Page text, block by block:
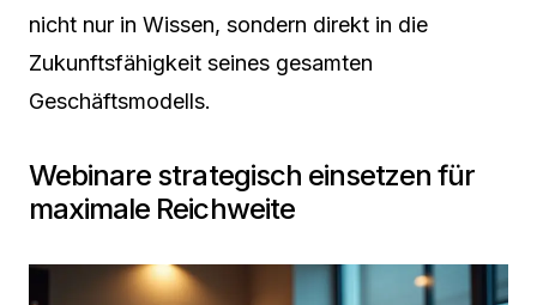
nicht nur in Wissen, sondern direkt in die
Zukunftsfähigkeit seines gesamten
Geschäftsmodells.
Webinare strategisch einsetzen für
maximale Reichweite